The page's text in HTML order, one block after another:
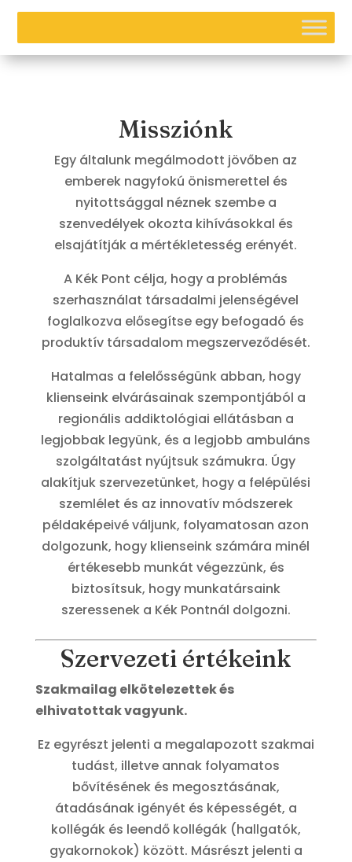
Missziónk
Egy általunk megálmodott jövőben az
emberek nagyfokú önismerettel és
nyitottsággal néznek szembe a
szenvedélyek okozta kihívásokkal és
elsajátítják a mértékletesség erényét.
A Kék Pont célja, hogy a problémás
szerhasználat társadalmi jelenségével
foglalkozva elősegítse egy befogadó és
produktív társadalom megszerveződését.
Hatalmas a felelősségünk abban, hogy
klienseink elvárásainak szempontjából a
regionális addiktológiai ellátásban a
legjobbak legyünk, és a legjobb ambuláns
szolgáltatást nyújtsuk számukra. Úgy
alakítjuk szervezetünket, hogy a felépülési
szemlélet és az innovatív módszerek
példaképeivé váljunk, folyamatosan azon
dolgozunk, hogy klienseink számára minél
értékesebb munkát végezzünk, és
biztosítsuk, hogy munkatársaink
szeressenek a Kék Pontnál dolgozni.
Szervezeti értékeink
Szakmailag elkötelezettek és
elhivatottak vagyunk.
Ez egyrészt jelenti a megalapozott szakmai
tudást, illetve annak folyamatos
bővítésének és megosztásának,
átadásának igényét és képességét, a
kollégák és leendő kollégák (hallgatók,
gyakornokok) között. Másrészt jelenti a